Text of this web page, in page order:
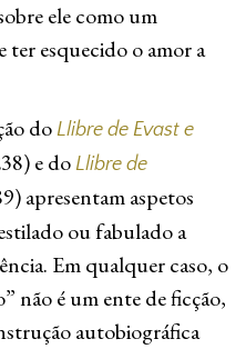
ele como um
ter esquecido o amor a
do Llibre de Evast e
e do Llibre de
apresentam aspetos
ou fabulado a
Em qualquer caso, o
não é um ente de ficção,
autobiográfica